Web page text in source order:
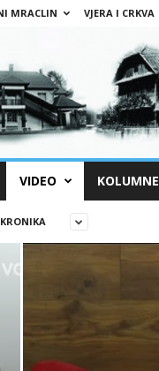
MRACLIN VJERA I CRKVA
VIDEO KOLUMNE